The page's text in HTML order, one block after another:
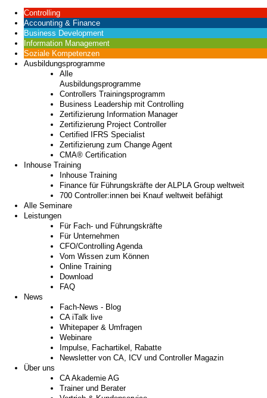
Controlling
Accounting & Finance
Business Development
Information Management
Soziale Kompetenzen
Ausbildungsprogramme
Alle
Ausbildungsprogramme
Controllers Trainingsprogramm
Business Leadership mit Controlling
Zertifizierung Information Manager
Zertifizierung Project Controller
Certified IFRS Specialist
Zertifizierung zum Change Agent
CMA® Certification
Inhouse Training
Inhouse Training
Finance für Führungskräfte der ALPLA Group weltweit
700 Controller:innen bei Knauf weltweit befähigt
Alle Seminare
Leistungen
Für Fach- und Führungskräfte
Für Unternehmen
CFO/Controlling Agenda
Vom Wissen zum Können
Online Training
Download
FAQ
News
Fach-News - Blog
CA iTalk live
Whitepaper & Umfragen
Webinare
Impulse, Fachartikel, Rabatte
Newsletter von CA, ICV und Controller Magazin
Über uns
CA Akademie AG
Trainer und Berater